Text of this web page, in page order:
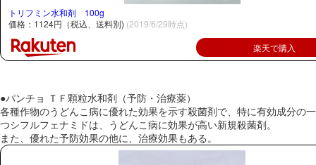
トリフミン水和剤 100g
価格：1124円（税込、送料別) (2019/6/29時点)
楽天で購入
●パンチョ ＴＦ顆粒水和剤（予防・治療薬）
各種作物のうどんこ病に優れた効果を示す殺菌剤で、特に有効成分の一
つシフルフェナミドは、うどんこ病に効果が高い新規殺菌剤。
また、優れた予防効果の他に、治療効果もある。